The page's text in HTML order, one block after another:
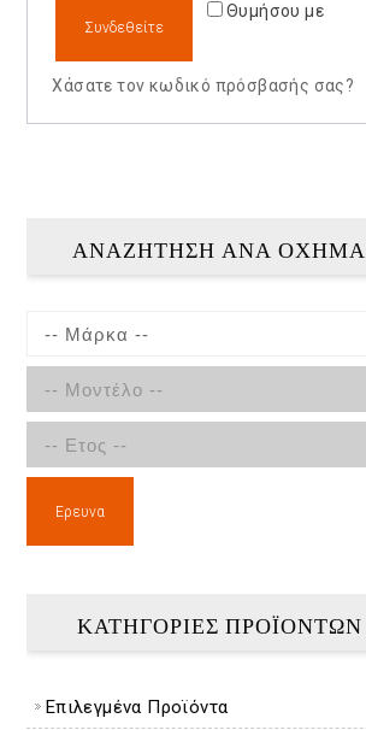
Θυμήσου με
Συνδεθείτε
Χάσατε τον κωδικό πρόσβασής σας?
ΑΝΑΖΉΤΗΣΗ ΑΝΆ ΌΧΗΜΑ
Ερευνα
ΚΑΤΗΓΟΡΙΕΣ ΠΡΟΪΟΝΤΩΝ
Επιλεγμένα Προϊόντα